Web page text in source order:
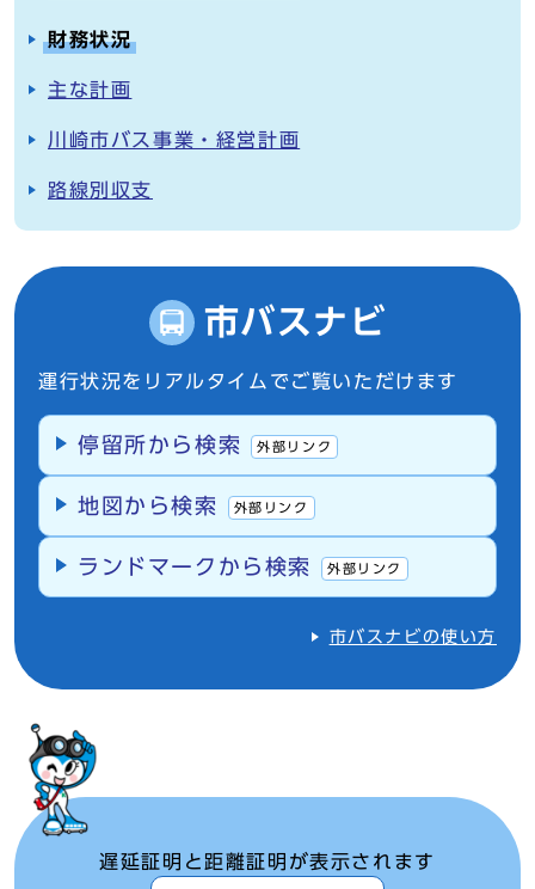
財務状況
主な計画
川崎市バス事業・経営計画
路線別収支
市バスナビ
運行状況をリアルタイムでご覧いただけます
停留所から検索 外部リンク
地図から検索 外部リンク
ランドマークから検索 外部リンク
市バスナビの使い方
遅延証明と距離証明が表示されます